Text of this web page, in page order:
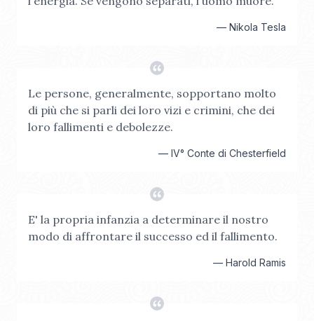
— Nikola Tesla
Le persone, generalmente, sopportano molto
di più che si parli dei loro vizi e crimini, che dei
loro fallimenti e debolezze.
— IV° Conte di Chesterfield
E' la propria infanzia a determinare il nostro
modo di affrontare il successo ed il fallimento.
— Harold Ramis